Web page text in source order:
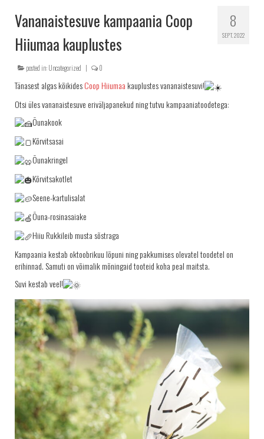
KRINGLID
PEOLAUA TOOTED
LEIVAD
SUUPISTED
TORDID
KONTAKT
TELLIMINE
PROJEKTID
PAKUME TÖÖD
8
SEPT. 2022
Vananaistesuve kampaania Coop
Hiiumaa kauplustes
posted in:Uncategorized | 0
Tänasest algas kõikidesCoop Hiiumaa kauplustes vananaistesuvi!
Otsi üles vananaistesuve eriväljapanekud ning tutvu kampaaniatoodetega:
Õunakook
Kõrvitsasai
Õunakringel
Kõrvitsakotlet
Seene-kartulisalat
Õuna-rosinasaiake
Hiiu Rukkileib musta sõstraga
Kampaania kestab oktoobrikuu lõpuni ning pakkumises olevatel toodetel on
erihinnad. Samuti on võimalik mõningaid tooteid koha peal maitsta.
Suvi kestab veel!